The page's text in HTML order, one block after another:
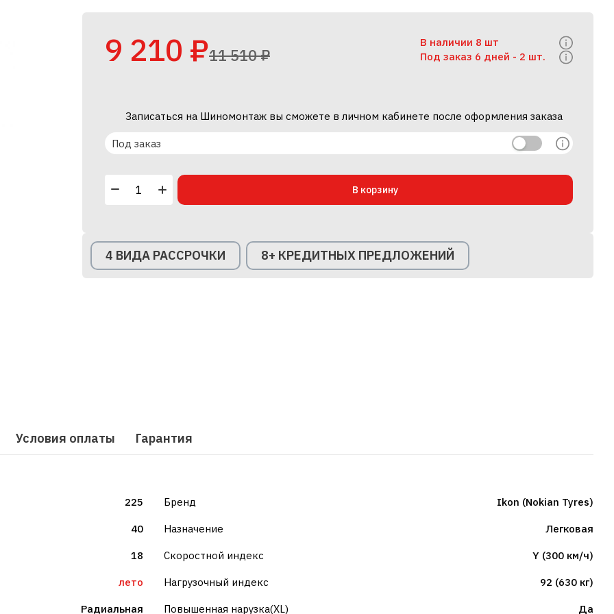
9 210 ₽11 510 ₽
В наличии 8 шт
Под заказ 6 дней - 2 шт.
Записаться на Шиномонтаж вы сможете в личном кабинете после оформления заказа
Под заказ
В корзину
4 ВИДА РАССРОЧКИ 8+ КРЕДИТНЫХ ПРЕДЛОЖЕНИЙ
Условия оплаты Гарантия
225
40
18
лето
Радиальная
Бренд Ikon (Nokian Tyres)
Назначение Легковая
Скоростной индекс Y (300 км/ч)
Нагрузочный индекс 92 (630 кг)
Повышенная нарузка(XL) Да